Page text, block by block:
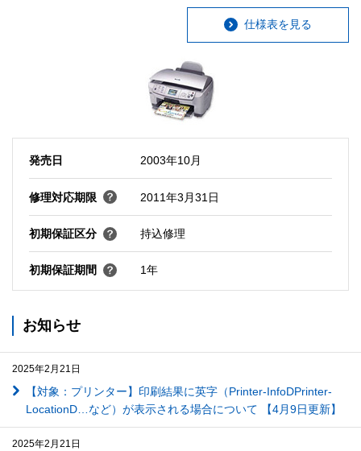
仕様表を見る
発売日 2003年10月
修理対応期限 2011年3月31日
初期保証区分 持込修理
初期保証期間 1年
お知らせ
2025年2月21日
【対象：プリンター】印刷結果に英字（Printer-InfoDPrinter-
LocationD…など）が表示される場合について 【4月9日更新】
2025年2月21日